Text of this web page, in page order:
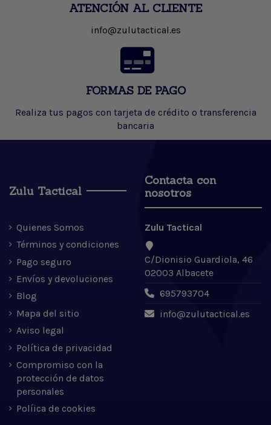
ATENCIÓN AL CLIENTE
info@zulutactical.es
FORMAS DE PAGO
Realiza tus pagos con tarjeta de crédito o transferencia
bancaria
Zulu Tactical
Quienes Somos
Términos y condiciones
Pago seguro
Envíos y devoluciones
Blog
Mapa del sitio
Aviso legal
Política de privacidad
Compromiso con la
protección de datos
personales
Políica de cookies
Contacta con
nosotros
Zulu Tactical
C/Dionisio Guardiola, 46
02003 Albacete
695793704
info@zulutactical.es